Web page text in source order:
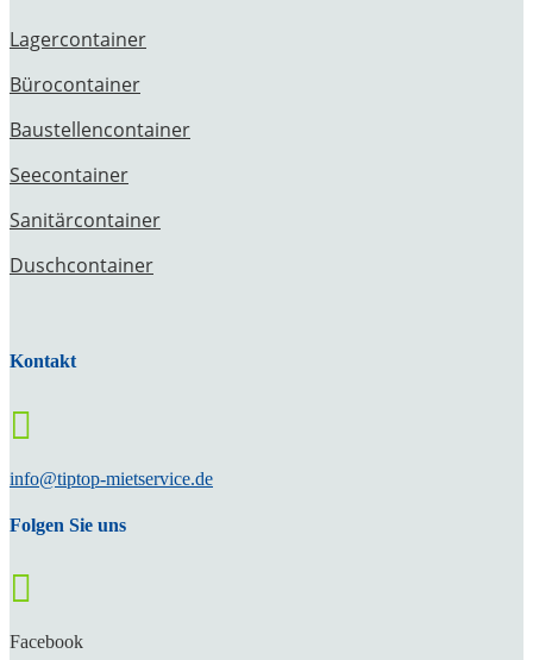
Lagercontainer
Bürocontainer
Baustellencontainer
Seecontainer
Sanitärcontainer
Duschcontainer
Kontakt

info@tiptop-mietservice.de
Folgen Sie uns

Facebook